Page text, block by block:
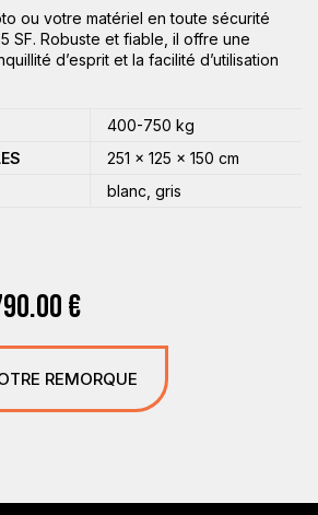
ou votre matériel en toute sécurité
SF. Robuste et fiable, il offre une
d’esprit et la facilité d’utilisation
400-750 kg
251 × 125 × 150 cm
blanc, gris
€
REMORQUE